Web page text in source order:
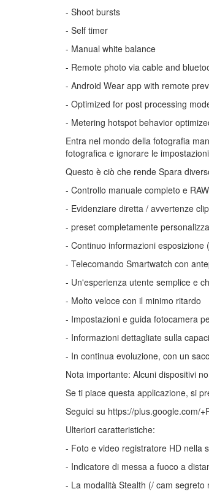
- Shoot bursts
- Self timer
- Manual white balance
- Remote photo via cable and
- Android Wear app with remote
- Optimized for post processing
- Metering hotspot behavior
Entra nel mondo della fotografia
fotografica e ignorare le
Questo è ciò che rende Spara
- Controllo manuale completo e RAW
- Evidenziare diretta / avvertenze
- preset completamente
- Continuo informazioni
- Telecomando Smartwatch con
- Un'esperienza utente semplice e
- Molto veloce con il minimo ritardo
- Impostazioni e guida fotocamera
- Informazioni dettagliate sulla
- In continua evoluzione, con un
Nota importante: Alcuni dispositivi
Se ti piace questa applicazione, si
Seguici su https://plus.google.com/
Ulteriori caratteristiche:
- Foto e video registratore HD nella
- Indicatore di messa a fuoco a
- La modalità Stealth (/ cam